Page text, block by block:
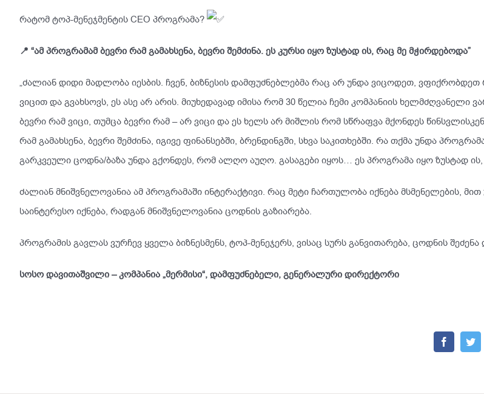
რატომ ტოპ-მენეჯმენტის CEO პროგრამა?
📍 “ამ პროგრამამ ბევრი რამ გამახსენა, ბევრი შემძინა. ეს კურსი იყო ზუსტად ის, რაც მე მჭირდებოდა”
„ძალიან დიდი მადლობა იესბის. ჩვენ, ბიზნესის დამფუძნებლებმა რაც არ უნდა ვიცოდეთ,
ვიცით და გვახსოვს, ეს ასე არ არის. მიუხედავად იმისა რომ 30 წელია ჩემი კომპანიის ხელმძღვანელი
ბევრი რამ ვიცი, თუმცა ბევრი რამ – არ ვიცი და ეს ხელს არ მიშლის რომ სწრაფვა მქონდეს
რამ გამახსენა, ბევრი შემძინა, იგივე ფინანსებში, ბრენდინგში, სხვა საკითხებში. რა თქმა უნდა
გარკვეული ცოდნა/ბაზა უნდა გქონდეს, რომ ალღო აუღო. გასაგები იყოს… ეს პროგრამა იყო ზუსტად
ძალიან მნიშვნელოვანია ამ პროგრამაში ინტერაქტივი. რაც მეტი ჩართულობა იქნება მსმენელების,
საინტერესო იქნება, რადგან მნიშვნელოვანია ცოდნის გაზიარება.
პროგრამის გავლას ვურჩევ ყველა ბიზნესმენს, ტოპ-მენეჯერს, ვისაც სურს განვითარება, ცოდნის
სოსო დავითაშვილი – კომპანია „მერმისი“, დამფუძნებელი, გენერალური დირექტორი
Facebook